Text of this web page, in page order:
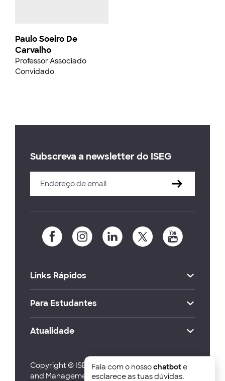
Paulo Soeiro De
Carvalho
Professor Associado
Convidado
Subscreva a newsletter do ISEG
Links Rápidos
Para Estudantes
Atualidade
Copyright © ISEG Lisbon School of Economics
and Management 2026
Fala com o nossochatbote
esclarece as tuas dúvidas.